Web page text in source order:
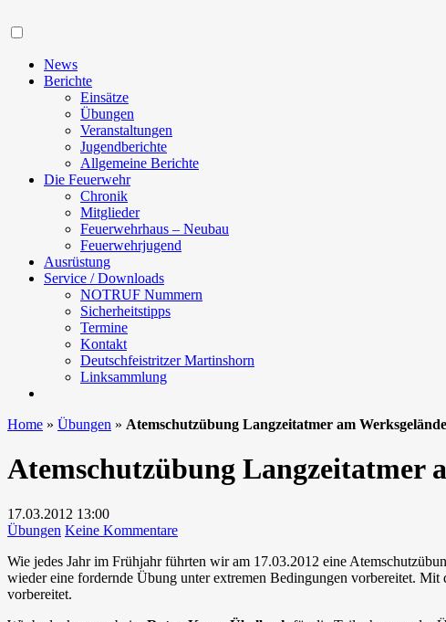
News
Berichte
Einsätze
Übungen
Veranstaltungen
Jugendberichte
Allgemeine Berichte
Die Feuerwehr
Chronik
Mitglieder
Feuerwehrhaus – Neubau
Feuerwehrjugend
Ausrüstung
Service / Downloads
NOTRUF Nummern
Sicherheitstipps
Termine
Kontakt
Deutschfeistritzer Martinshorn
Linksammlung
Home » Übungen » Atemschutzübung Langzeitatmer am
Atemschutzübung Langzeitatmer
17.03.2012 13:00
Übungen Keine Kommentarezu
Langzeitatmer
am
Wie jedes Jahr im Frühjahr führten wir am 17.03.2012 eine
wieder eine fordernde Übung unter extremen Bedingungen vorbereitet. Mit
vorbereitet.